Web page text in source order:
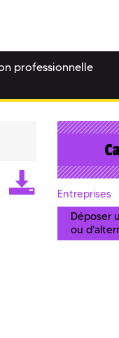
professionnelle
Entreprises
Déposer
ou